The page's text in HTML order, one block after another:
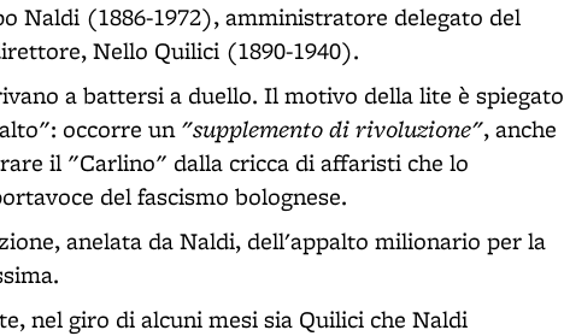
Naldi (1886-1972), amministratore delegato del
Nello Quilici (1890-1940).
a battersi a duello. Il motivo della lite è spiegato
occorre un"supplemento di rivoluzione", anche
il "Carlino" dalla cricca di affaristi che lo
del fascismo bolognese.
anelata da Naldi, dell'appalto milionario per la
nel giro di alcuni mesi sia Quilici che Naldi